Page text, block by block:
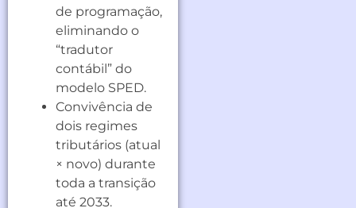
de programação,
eliminando o
“tradutor
contábil” do
modelo SPED.
Convivência de
dois regimes
tributários (atual
× novo) durante
toda a transição
até 2033.